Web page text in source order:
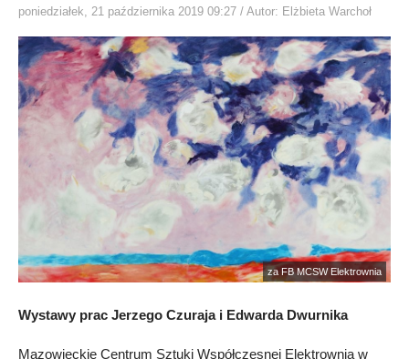
poniedziałek, 21 października 2019 09:27 / Autor: Elżbieta Warchoł
za FB MCSW Elektrownia
Wystawy prac Jerzego Czuraja i Edwarda Dwurnika
Mazowieckie Centrum Sztuki Współczesnej Elektrownia w